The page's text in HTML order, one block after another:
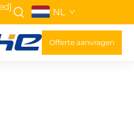
NL
Offerte aanvragen